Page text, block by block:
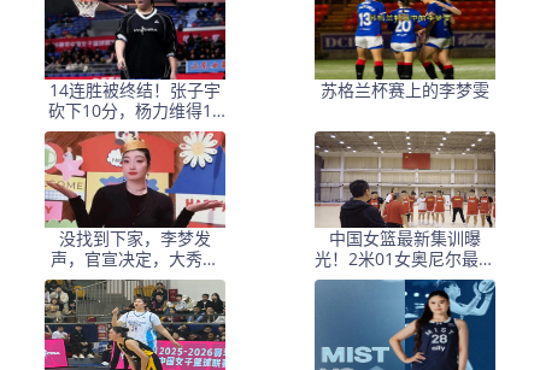
14连胜被终结！张子宇
砍下10分，杨力维得15
分，山东女篮击败广东
苏格兰杯赛上的李梦雯
没找到下家，李梦发
声，官宣决定，大秀身
材变化，张隆计划落空
中国女篮最新集训曝
光！2米01女奥尼尔最抢
镜，杨舒予当新核